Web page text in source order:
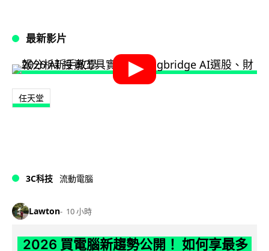
最新影片
任天堂
3C科技 流動電腦
Lawton 10 小時
2026 買電腦新趨勢公開！ 如何享最多